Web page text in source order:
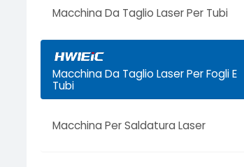
Macchina Da Taglio Laser Per Tubi
Macchina Da Taglio Laser Per Fogli E
Tubi
Macchina Per Saldatura Laser